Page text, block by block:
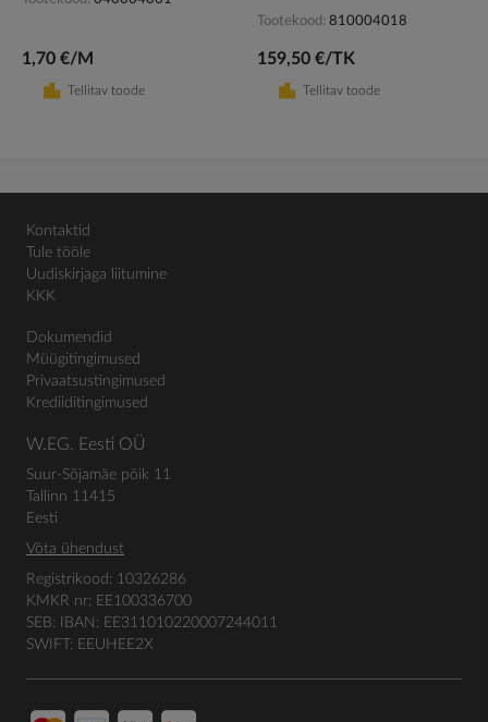
1,70 €/M
Tellitav toode
Tootekood 810004018
159,50 €/TK
Tellitav toode
Kontaktid
Tule tööle
Uudiskirjaga liitumine
KKK
Dokumendid
Müügitingimused
Privaatsustingimused
Krediiditingimused
W.EG. Eesti OÜ
Suur-Sõjamäe põik 11
Tallinn 11415
Eesti
Võta ühendust
Registrikood: 10326286
KMKR nr: EE100336700
SEB: IBAN: EE311010220007244011
SWIFT: EEUHEE2X